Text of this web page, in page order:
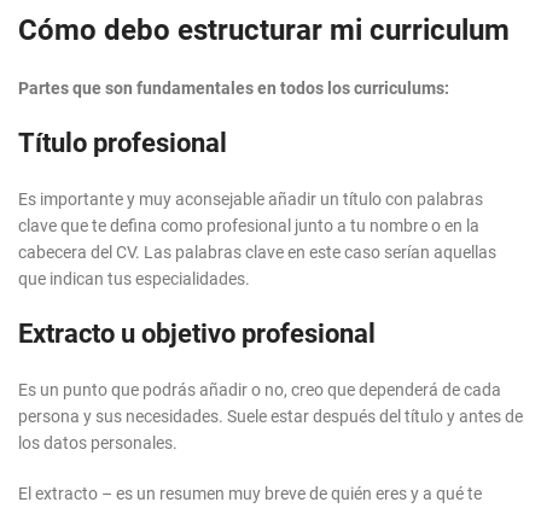
Cómo debo estructurar mi curriculum
Partes que son fundamentales en todos los curriculums:
Título profesional
Es importante y muy aconsejable añadir un título con palabras
clave que te defina como profesional junto a tu nombre o en la
cabecera del CV. Las palabras clave en este caso serían aquellas
que indican tus especialidades.
Extracto u objetivo profesional
Es un punto que podrás añadir o no, creo que dependerá de cada
persona y sus necesidades. Suele estar después del título y antes de
los datos personales.
El extracto – es un resumen muy breve de quién eres y a qué te